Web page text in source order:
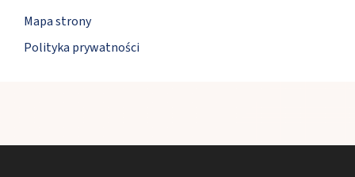
Mapa strony
Polityka prywatności